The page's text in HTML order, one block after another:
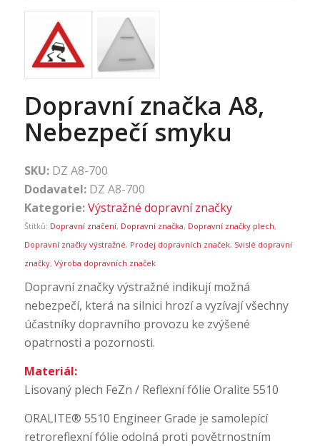
Dopravní značka A8,
Nebezpečí smyku
SKU: DZ A8-700
Dodavatel: DZ A8-700
Kategorie:Výstražné dopravní značky
Štítků: Dopravní značení, Dopravní značka, Dopravní značky plech,
Dopravní značky výstražné, Prodej dopravních značek, Svislé dopravní
značky, Výroba dopravních značek
Dopravní značky výstražné indikují možná
nebezpečí, která na silnici hrozí a vyzívají všechny
účastníky dopravního provozu ke zvýšené
opatrnosti a pozornosti.
Materiál:
Lisovaný plech FeZn / Reflexní fólie Oralite 5510
ORALITE® 5510 Engineer Grade je samolepící
retroreflexní fólie odolná proti povětrnostním